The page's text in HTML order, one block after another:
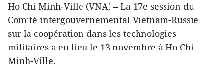
Ho Chi Minh-Ville (VNA) – La 17e session du
Comité intergouvernemental Vietnam-Russie
sur la coopération dans les technologies
militaires a eu lieu le 13 novembre à Ho Chi
Minh-Ville.